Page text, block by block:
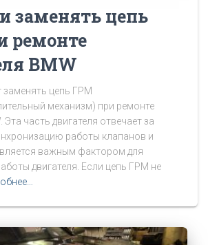
заменять цепь
ремонте
BMW
заменять цепь ГРМ
механизм) при ремонте
Эта часть двигателя отвечает за
работы клапанов и
важным фактором для
двигателя. Если цепь ГРМ не